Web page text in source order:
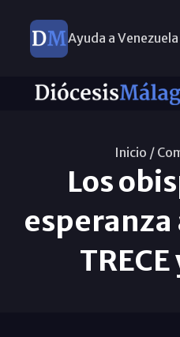
Ayuda a Venezuela
Inicio /
Los
esperanza
TRECE